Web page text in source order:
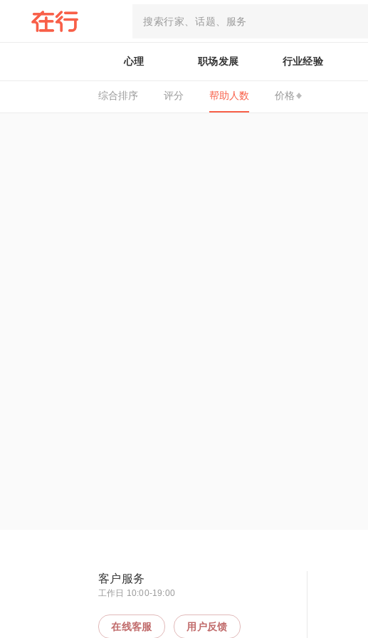
心理 职场发展 行业经验
综合排序 评分 帮助人数 价格
客户服务
工作日 10:00-19:00
在线客服 用户反馈